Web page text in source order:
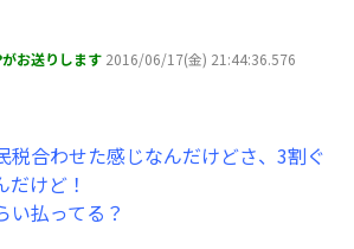
お送りします 2016/06/17(金) 21:44:36.576
税合わせた感じなんだけどさ、3割ぐ
けど！
い払ってる？